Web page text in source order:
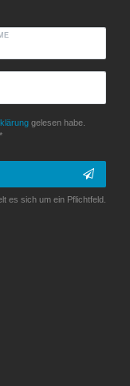
gelesen habe.
es sich um ein Pflichtfeld.